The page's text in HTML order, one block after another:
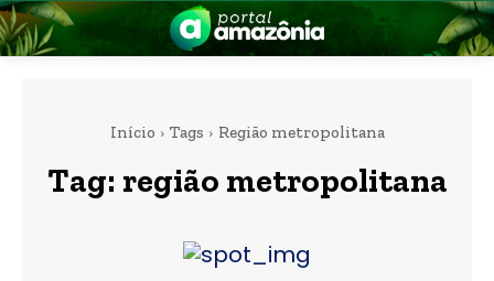
Início Tags Região metropolitana
Tag: região metropolitana